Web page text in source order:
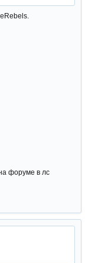
форуме в лс